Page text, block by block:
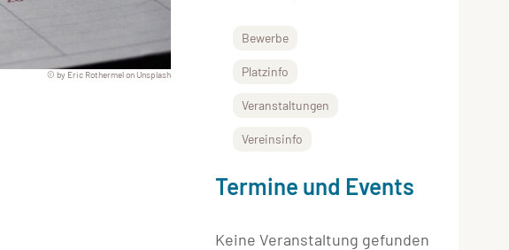
© by Eric Rothermel on Unsplash
Bewerbe
Platzinfo
Veranstaltungen
Vereinsinfo
Termine und Events
Keine Veranstaltung gefunden